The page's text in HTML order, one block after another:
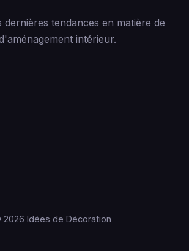
dernières tendances en matière de
intérieur.
Idées de Décoration